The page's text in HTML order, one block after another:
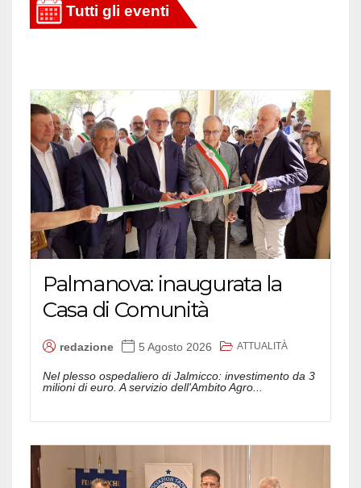
Palmanova: inaugurata la
Casa di Comunità
redazione 5 Agosto 2026 ATTUALITÀ
Nel plesso ospedaliero di Jalmicco: investimento da 3
milioni di euro. A servizio dell'Ambito Agro...